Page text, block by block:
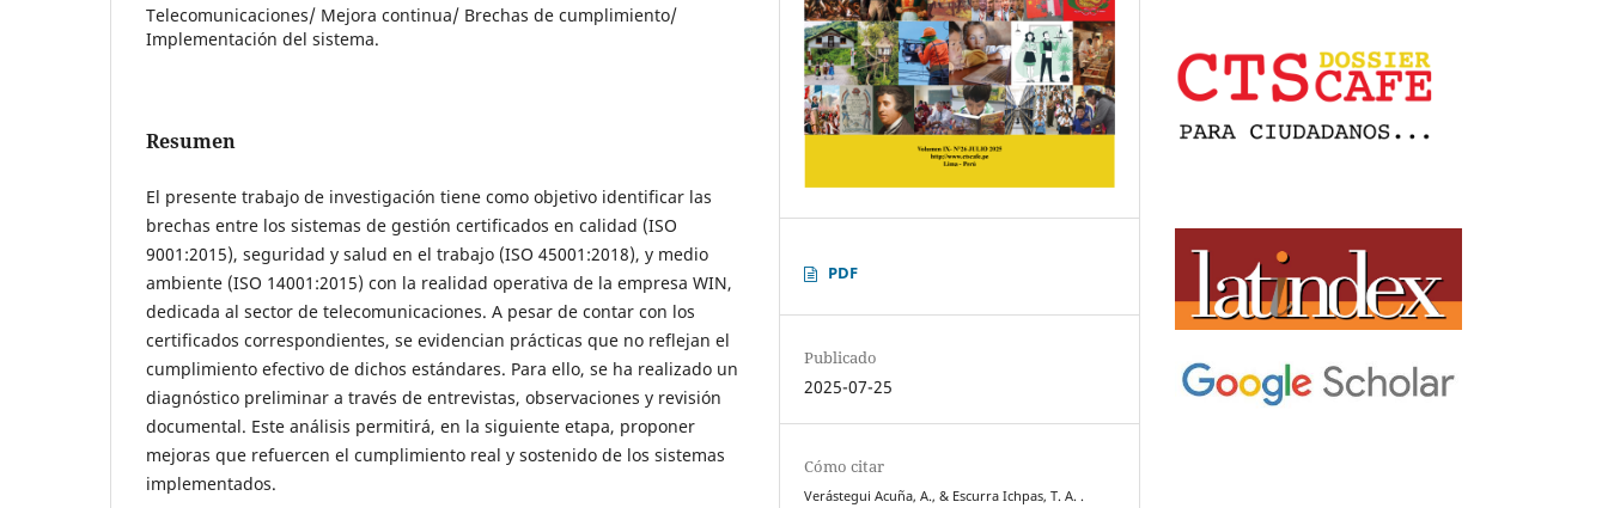
Telecomunicaciones/ Mejora continua/ Brechas de cumplimiento/
Implementación del sistema.
Resumen
El presente trabajo de investigación tiene como objetivo identificar las
brechas entre los sistemas de gestión certificados en calidad (ISO
9001:2015), seguridad y salud en el trabajo (ISO 45001:2018), y medio
ambiente (ISO 14001:2015) con la realidad operativa de la empresa WIN,
dedicada al sector de telecomunicaciones. A pesar de contar con los
certificados correspondientes, se evidencian prácticas que no reflejan el
cumplimiento efectivo de dichos estándares. Para ello, se ha realizado un
diagnóstico preliminar a través de entrevistas, observaciones y revisión
documental. Este análisis permitirá, en la siguiente etapa, proponer
mejoras que refuercen el cumplimiento real y sostenido de los sistemas
implementados.
PDF
Publicado
2025-07-25
Cómo citar
Verástegui Acuña, A., & Escurra Ichpas, T. A. .